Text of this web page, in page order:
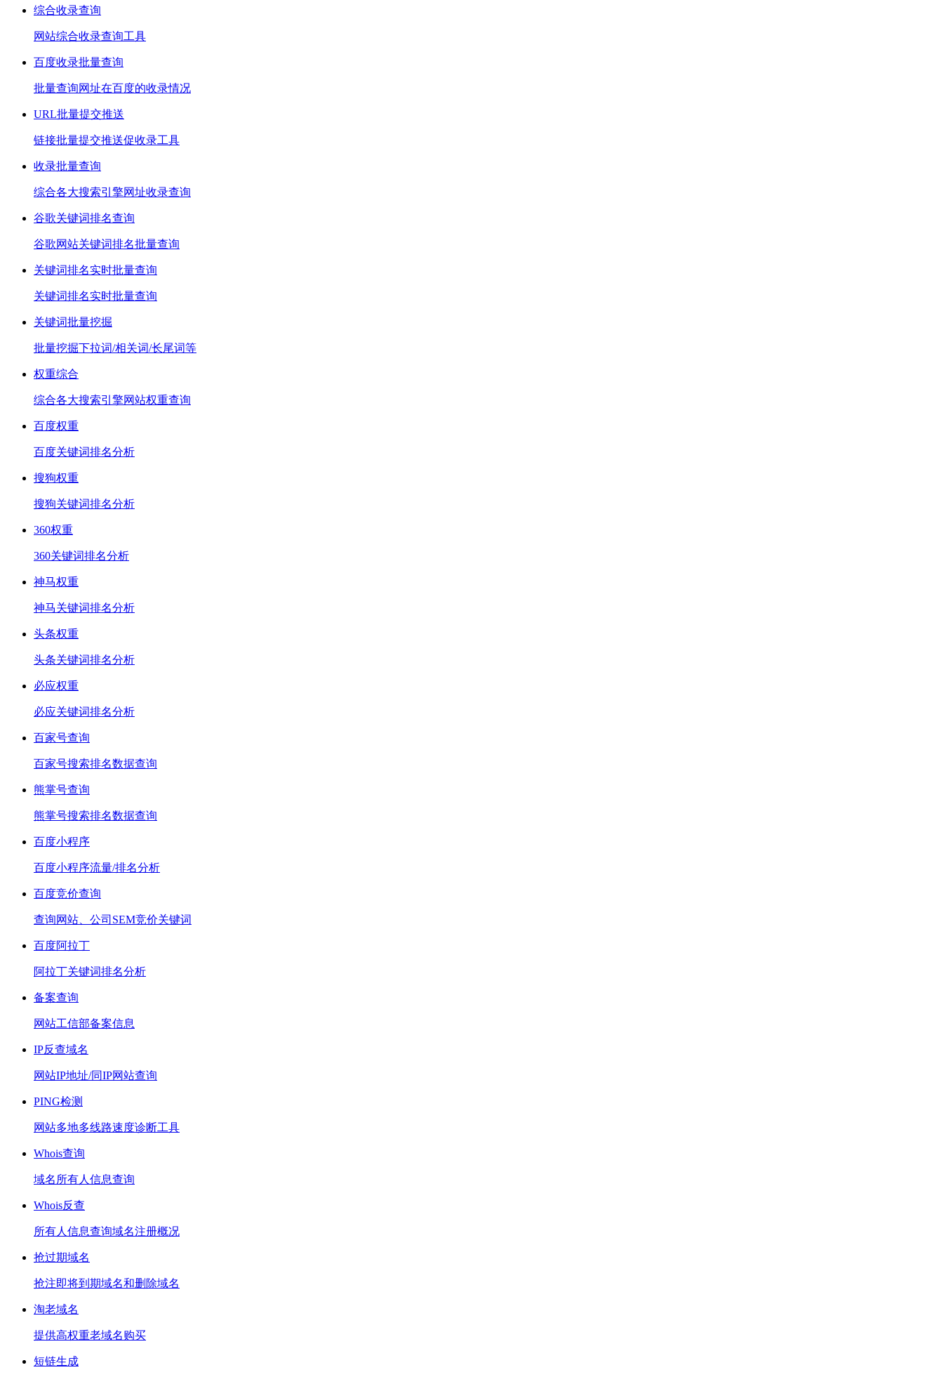
综合收录查询
网站综合收录查询工具
百度收录批量查询
批量查询网址在百度的收录情况
URL批量提交推送
链接批量提交推送促收录工具
收录批量查询
综合各大搜索引擎网址收录查询
谷歌关键词排名查询
谷歌网站关键词排名批量查询
关键词排名实时批量查询
关键词排名实时批量查询
关键词批量挖掘
批量挖掘下拉词/相关词/长尾词等
权重综合
综合各大搜索引擎网站权重查询
百度权重
百度关键词排名分析
搜狗权重
搜狗关键词排名分析
360权重
360关键词排名分析
神马权重
神马关键词排名分析
头条权重
头条关键词排名分析
必应权重
必应关键词排名分析
百家号查询
百家号搜索排名数据查询
熊掌号查询
熊掌号搜索排名数据查询
百度小程序
百度小程序流量/排名分析
百度竞价查询
查询网站、公司SEM竞价关键词
百度阿拉丁
阿拉丁关键词排名分析
备案查询
网站工信部备案信息
IP反查域名
网站IP地址/同IP网站查询
PING检测
网站多地多线路速度诊断工具
Whois查询
域名所有人信息查询
Whois反查
所有人信息查询域名注册概况
抢过期域名
抢注即将到期域名和删除域名
淘老域名
提供高权重老域名购买
短链生成